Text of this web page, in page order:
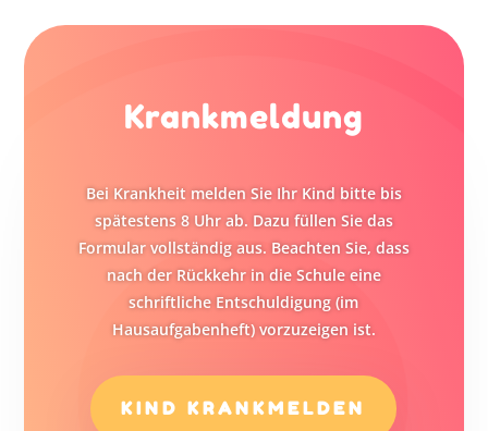
Krankmeldung
Bei Krankheit melden Sie Ihr Kind bitte bis
spätestens 8 Uhr ab. Dazu füllen Sie das
Formular vollständig aus. Beachten Sie, dass
nach der Rückkehr in die Schule eine
schriftliche Entschuldigung (im
Hausaufgabenheft) vorzuzeigen ist.
KIND KRANKMELDEN